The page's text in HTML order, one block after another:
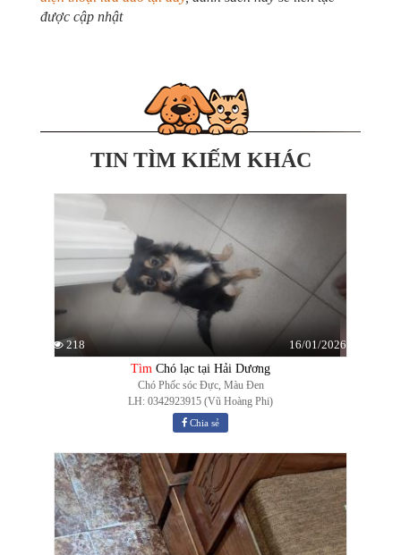
được cập nhật
TIN TÌM KIẾM KHÁC
218
16/01/2026
Tìm Chó lạc tại Hải Dương
Chó Phốc sóc Đực, Màu Đen
LH: 0342923915 (Vũ Hoàng Phi)
Chia sẻ